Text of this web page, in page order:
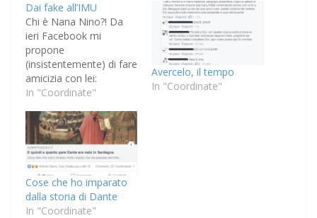
Dai fake all’IMU
Chi è Nana Nino?! Da
ieri Facebook mi
propone
(insistentemente) di fare
amicizia con lei:
considerato che non
comune, suppongo che
sia frutto di
un'inserzione a
pagamento. Nana Nino
è entrata in Facebook
giovedì scorso, ha un
solo amico (che si
In "Coordinate"
Avercelo, il tempo
In "Coordinate"
Cose che ho imparato
dalla storia di Dante
In "Coordinate"